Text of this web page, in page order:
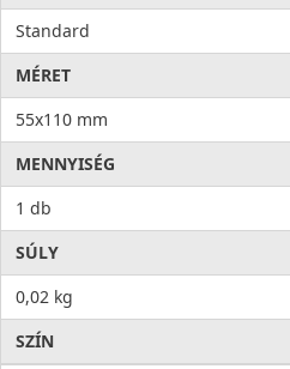
Standard
MÉRET
55x110 mm
MENNYISÉG
1 db
SÚLY
0,02 kg
SZÍN